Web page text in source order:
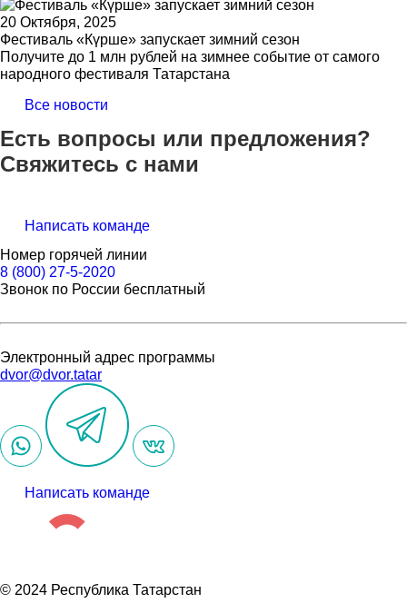
20 Октября, 2025
Фестиваль «Күрше» запускает зимний сезон
Получите до 1 млн рублей на зимнее событие от самого
народного фестиваля Татарстана
Все новости
Есть вопросы или предложения?
Свяжитесь с нами
Написать команде
Номер горячей линии
8 (800) 27-5-2020
Звонок по России бесплатный
Электронный адрес программы
dvor@dvor.tatar
Написать команде
© 2024 Республика Татарстан